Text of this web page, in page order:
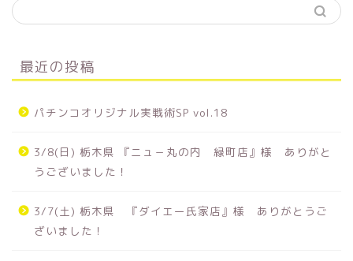
最近の投稿
パチンコオリジナル実戦術SP vol.18
3/8(日) 栃木県 『ニュ－丸の内 緑町店』様 ありがと
うございました！
3/7(土) 栃木県 『ダイエー氏家店』様 ありがとうご
ざいました！